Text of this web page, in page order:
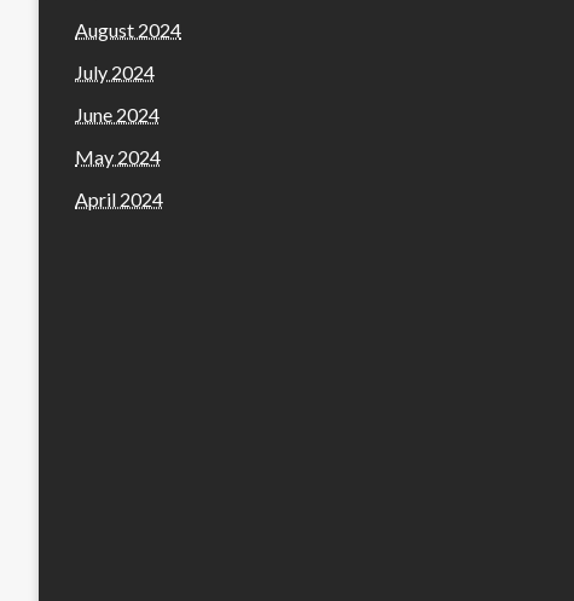
August 2024
July 2024
June 2024
May 2024
April 2024